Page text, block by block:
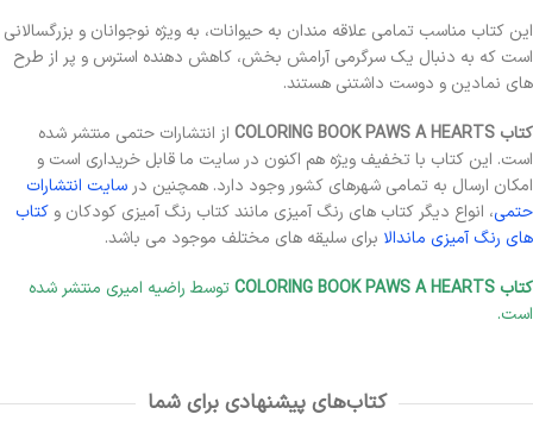
این کتاب مناسب تمامی علاقه مندان به حیوانات، به ویژه نوجوانان و بزرگسالانی
است که به دنبال یک سرگرمی آرامش بخش، کاهش دهنده استرس و پر از طرح
های نمادین و دوست داشتنی هستند.
کتاب COLORING BOOK PAWS A HEARTS
از انتشارات حتمی منتشر شده
است. این کتاب با تخفیف ویژه هم اکنون در سایت ما قابل خریداری است و
امکان ارسال به تمامی شهرهای کشور وجود دارد. همچنین درسایت انتشارات
حتمی، انواع دیگر کتاب های رنگ آمیزی مانند کتاب رنگ آمیزی کودکان و کتاب
های رنگ آمیزی ماندالا برای سلیقه های مختلف موجود می باشد.
کتاب COLORING BOOK PAWS A HEARTS
توسط راضیه امیری منتشر شده
است.
کتاب‌های پیشنهادی برای شما